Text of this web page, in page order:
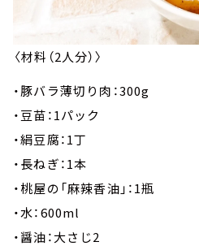
〈材料（2人分）〉
・豚バラ薄切り肉：300g
・豆苗：1パック
・絹豆腐：1丁
・長ねぎ：1本
・桃屋の「麻辣香油」：1瓶
・水：600ml
・醤油：大さじ2